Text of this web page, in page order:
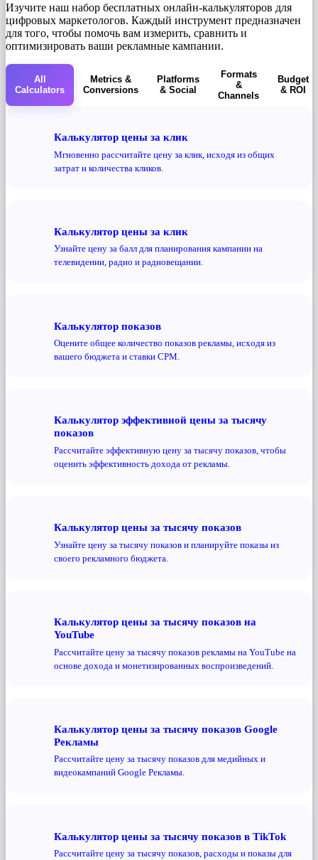
Изучите наш набор бесплатных онлайн-калькуляторов для
цифровых маркетологов. Каждый инструмент предназначен
для того, чтобы помочь вам измерить, сравнить и
оптимизировать ваши рекламные кампании.
All
Calculators
Metrics &
Conversions
Platforms
& Social
Formats
&
Channels
Budget
& ROI
Калькулятор цены за клик
Мгновенно рассчитайте цену за клик, исходя из общих
затрат и количества кликов.
Калькулятор цены за клик
Узнайте цену за балл для планирования кампании на
телевидении, радио и радиовещании.
Калькулятор показов
Оцените общее количество показов рекламы, исходя из
вашего бюджета и ставки CPM.
Калькулятор эффективной цены за тысячу
показов
Рассчитайте эффективную цену за тысячу показов, чтобы
оценить эффективность дохода от рекламы.
Калькулятор цены за тысячу показов
Узнайте цену за тысячу показов и планируйте показы из
своего рекламного бюджета.
Калькулятор цены за тысячу показов на
YouTube
Рассчитайте цену за тысячу показов рекламы на YouTube на
основе дохода и монетизированных воспроизведений.
Калькулятор цены за тысячу показов Google
Рекламы
Рассчитайте цену за тысячу показов для медийных и
видеокампаний Google Рекламы.
Калькулятор цены за тысячу показов в TikTok
Рассчитайте цену за тысячу показов, расходы и показы для